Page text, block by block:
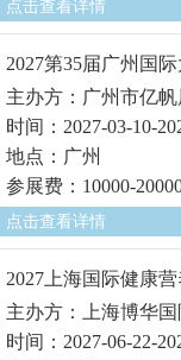
点击查看详情
2027第35届广州国
主办方：广州市亿
时间：2027-03-10-
地点：广州
参展费：10000-
点击查看详情
2027上海国际健康
主办方：上海博华
时间：2027-06-22-